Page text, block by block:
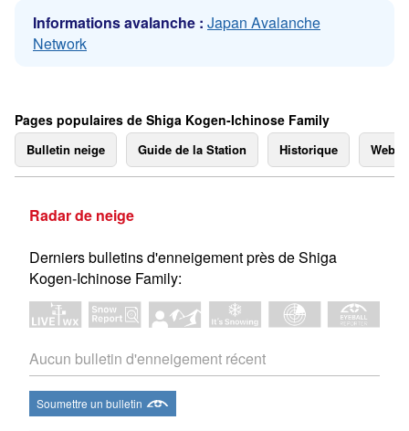
Informations avalanche : Japan Avalanche
Network
Pages populaires de Shiga Kogen-Ichinose Family
Bulletin neige Guide de la Station Historique
Radar de neige
Derniers bulletins d'enneigement près de Shiga
Kogen-Ichinose Family:
Aucun bulletin d'enneigement récent
Soumettre un bulletin